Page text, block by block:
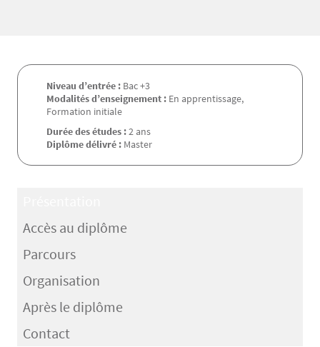
Niveau d’entrée : Bac +3
Modalités d’enseignement : En apprentissage,
Formation initiale
Durée des études :2 ans
Diplôme délivré : Master
Accès au diplôme
Parcours
Organisation
Après le diplôme
Contact